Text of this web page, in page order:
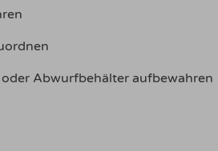
Abwurfbehälter aufbewahren